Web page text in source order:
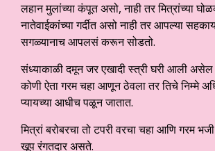
लहान मुलांच्या कंपूत असो, नाही तर मित्रांच्या
नातेवाईकांच्या गर्दीत असो नाही तर आपल्या
सगळ्यानाच आपलसं करून सोडतो.
संध्याकाळी दमून जर एखादी स्त्री घरी आली असेल
कोणी ऐता गरम चहा आणून ठेवला तर तिचे निम्मे
प्यायच्या आधीच पळून जातात.
मित्रां बरोबरचा तो टपरी वरचा चहा आणि गरम
खूप रंगतदार असते.